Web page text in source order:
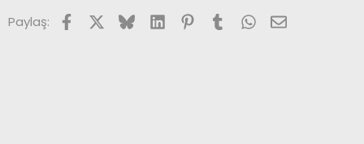
Paylaş: FacebookX (Twitter)
BlueskyLinkedInPinterest
TumblrWhatsApp
E-posta